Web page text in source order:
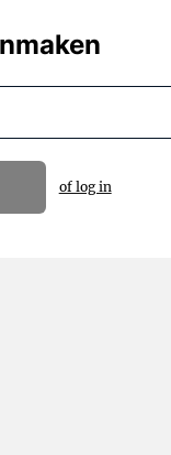
of log in